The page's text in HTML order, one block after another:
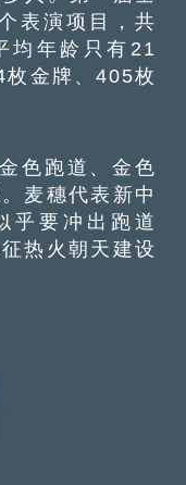
表演项目，共
均年龄只有21
金牌、405枚
色跑道、金色
麦穗代表新中
乎要冲出跑道
热火朝天建设